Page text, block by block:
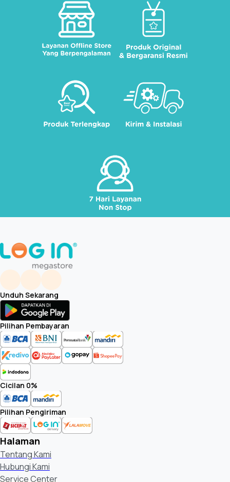
Unduh Sekarang
Pilihan Pembayaran
Cicilan 0%
Pilihan Pengiriman
Halaman
Tentang Kami
Hubungi Kami
Service Center